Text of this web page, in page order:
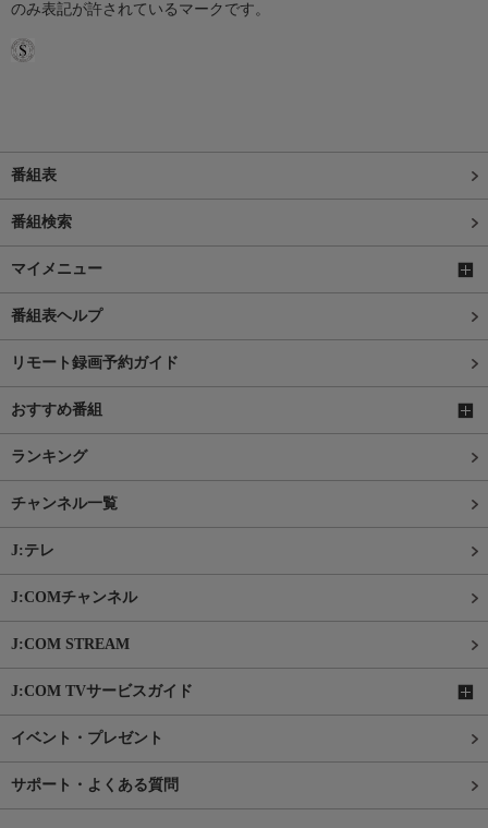
のみ表記が許されているマークです。
番組表
番組検索
マイメニュー
番組表ヘルプ
リモート録画予約ガイド
おすすめ番組
ランキング
チャンネル一覧
J:テレ
J:COMチャンネル
J:COM STREAM
J:COM TVサービスガイド
イベント・プレゼント
サポート・よくある質問